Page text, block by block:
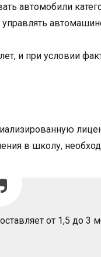
автомобили
и при условии
в школу,
от 1,5 до 3